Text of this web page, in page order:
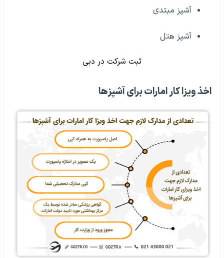
آشپز مبتدی
آشپز هتل
ثبت شرکت در دبی
اخذ ویزا کار امارات برای آشپزها